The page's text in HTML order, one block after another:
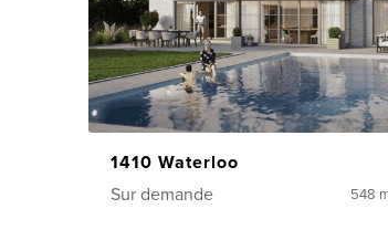
1410 Waterloo
Sur demande
548